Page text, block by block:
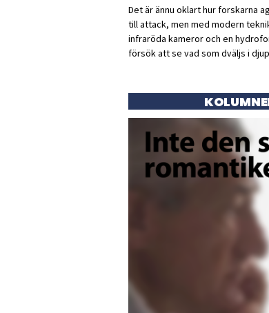
Det är ännu oklart hur forskarna
till attack, men med modern
infraröda kameror och en
försök att se vad som dväljs i